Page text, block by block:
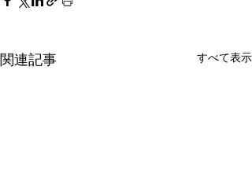
関連記事 すべて表示